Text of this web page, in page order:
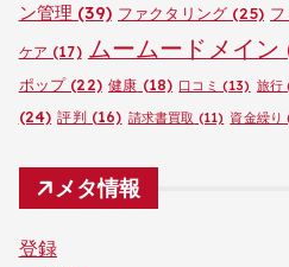
ン管理 (39) ファクタリング (25)
ケア (17) ムームードメイン
ポップ(22) 健康 (18) 口コミ (13) 旅行
(24) 評判 (16) 請求書買取 (11) 資金繰り
メタ情報
登録